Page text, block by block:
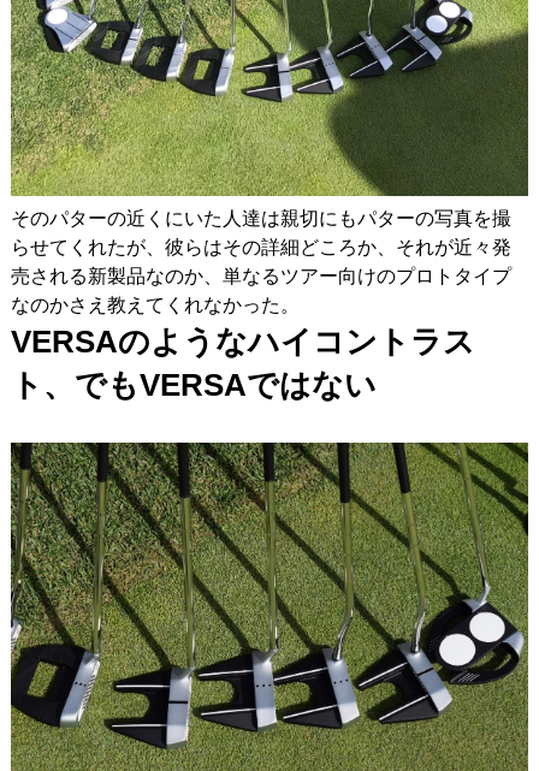
そのパターの近くにいた人達は親切にもパターの写真を撮
らせてくれたが、彼らはその詳細どころか、それが近々発
売される新製品なのか、単なるツアー向けのプロトタイプ
なのかさえ教えてくれなかった。
VERSAのようなハイコントラス
ト、でもVERSAではない